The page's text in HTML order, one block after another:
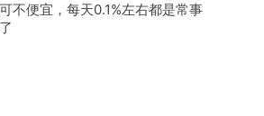
不便宜，每天0.1%左右都是常事